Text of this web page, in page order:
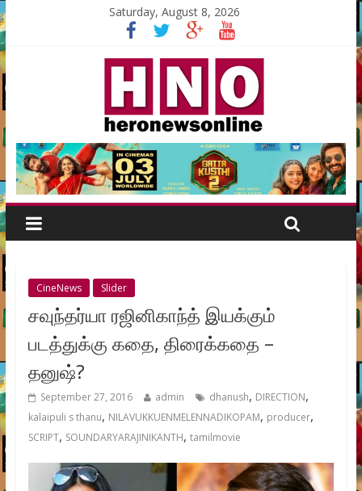
Saturday, August 8, 2026
CineNews Slider
சவுந்தர்யா ரஜினிகாந்த் இயக்கும்
படத்துக்கு கதை, திரைக்கதை –
தனுஷ்?
September 27, 2016 admin dhanush, DIRECTION,
kalaipuli s thanu, NILAVUKKUENMELENNADIKOPAM, producer,
SCRIPT, SOUNDARYARAJINIKANTH, tamilmovie